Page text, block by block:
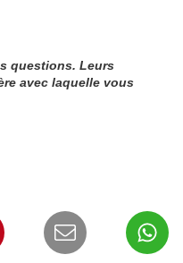
questions. Leurs
avec laquelle vous